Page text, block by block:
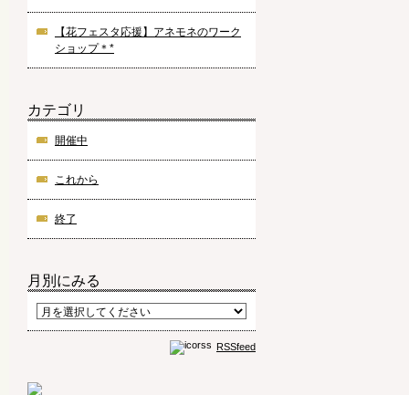
【花フェスタ応援】アネモネのワーク
ショップ＊*
カテゴリ
開催中
これから
終了
月別にみる
RSSfeed